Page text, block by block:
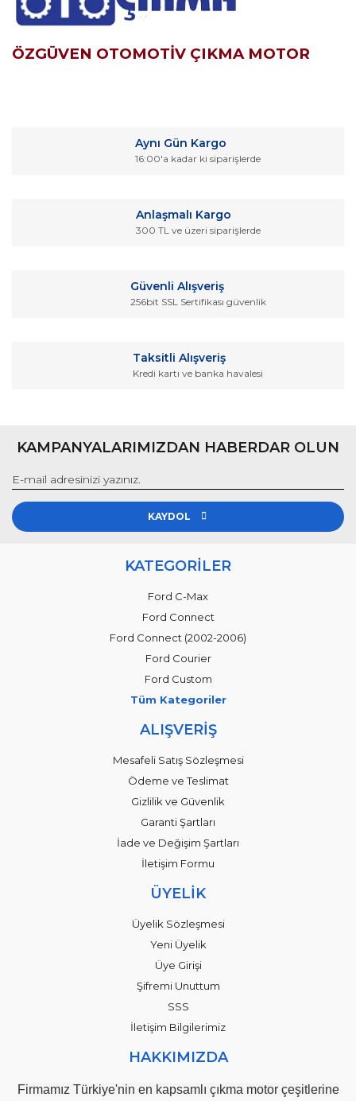
ÖZGÜVEN OTOMOTİV ÇIKMA MOTOR
Görüş ve önerileriniz için teşekkür ederiz.
Ürün bilgilerinde hatalar bulunuyor.
Gönder
Aynı Gün Kargo
16:00'a kadar ki siparişlerde
Anlaşmalı Kargo
300 TL ve üzeri siparişlerde
Güvenli Alışveriş
256bit SSL Sertifikası güvenlik
Taksitli Alışveriş
Kredi kartı ve banka havalesi
KAMPANYALARIMIZDAN HABERDAR OLUN
KAYDOL
KATEGORİLER
Ford C-Max
Ford Connect
Ford Connect (2002-2006)
Ford Courier
Ford Custom
Tüm Kategoriler
ALIŞVERİŞ
Mesafeli Satış Sözleşmesi
Ödeme ve Teslimat
Gizlilik ve Güvenlik
Garanti Şartları
İade ve Değişim Şartları
İletişim Formu
ÜYELİK
Üyelik Sözleşmesi
Yeni Üyelik
Üye Girişi
Şifremi Unuttum
SSS
İletişim Bilgilerimiz
HAKKIMIZDA
Firmamız Türkiye'nin en kapsamlı çıkma motor çeşitlerine